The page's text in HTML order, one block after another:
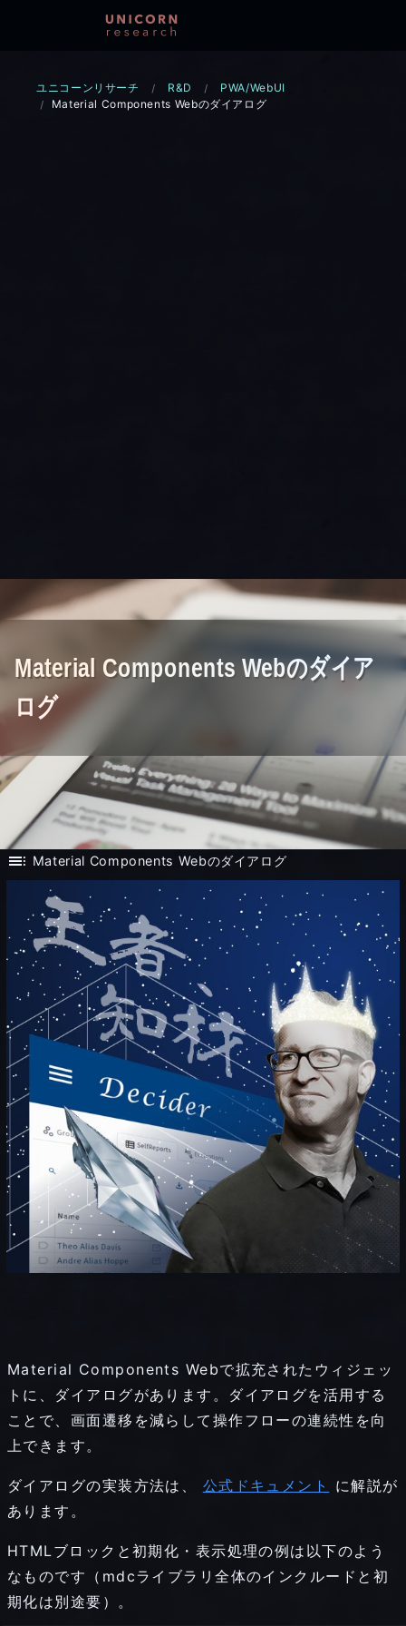
ユニコーンリサーチ R&D
PWA/WebUI
Material Components Webのダイアログ
Material Components Webのダイア
ログ
toc Material Components Webのダイアログ
Material Components Webで拡充されたウィジェッ
トに、ダイアログがあります。ダイアログを活用する
ことで、画面遷移を減らして操作フローの連続性を向
上できます。
ダイアログの実装方法は、 公式ドキュメント
に解説が
あります。
HTMLブロックと初期化・表示処理の例は以下のよう
なものです（mdcライブラリ全体のインクルードと初
期化は別途要）。